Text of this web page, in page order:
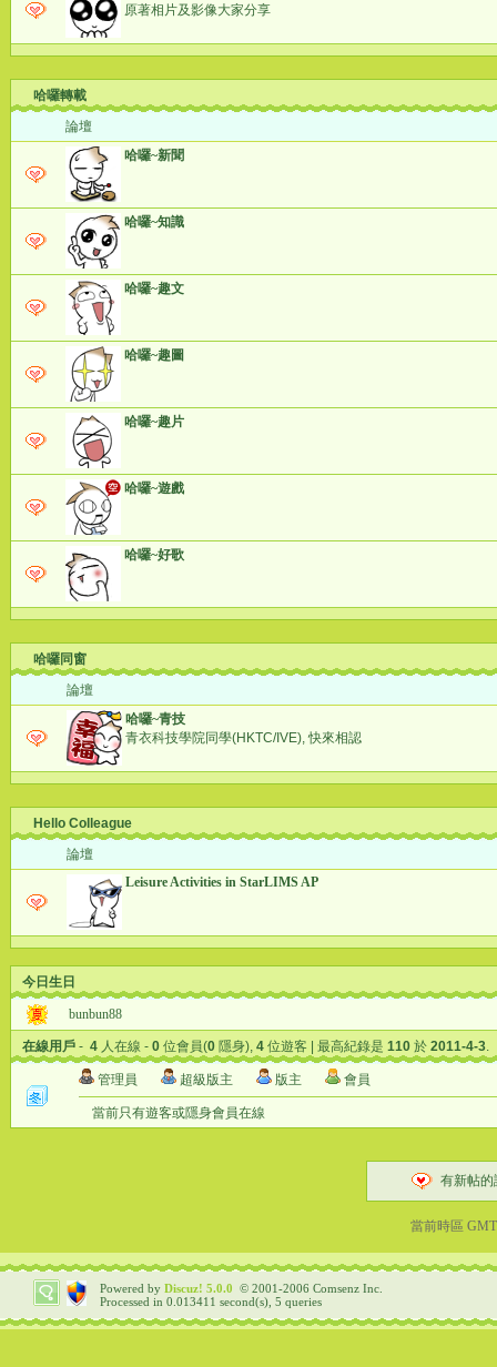
原著相片及影像大家分享
哈囉轉載
論壇
哈囉~新聞
哈囉~知識
哈囉~趣文
哈囉~趣圖
哈囉~趣片
哈囉~遊戲
哈囉~好歌
哈囉同窗
論壇
哈囉~青技
青衣科技學院同學(HKTC/IVE), 快來相認
Hello Colleague
論壇
Leisure Activities in StarLIMS AP
今日生日
bunbun88
在線用戶- 4人在線 - 0位會員(0隱身), 4位遊客 | 最高紀錄是 110於 2011-4-3.
管理員 超級版主 版主 會員
當前只有遊客或隱身會員在線
有新
當前時區
Powered by Discuz! 5.0.0 © 2001-2006 Comsenz Inc.
Processed in 0.013411 second(s), 5 queries